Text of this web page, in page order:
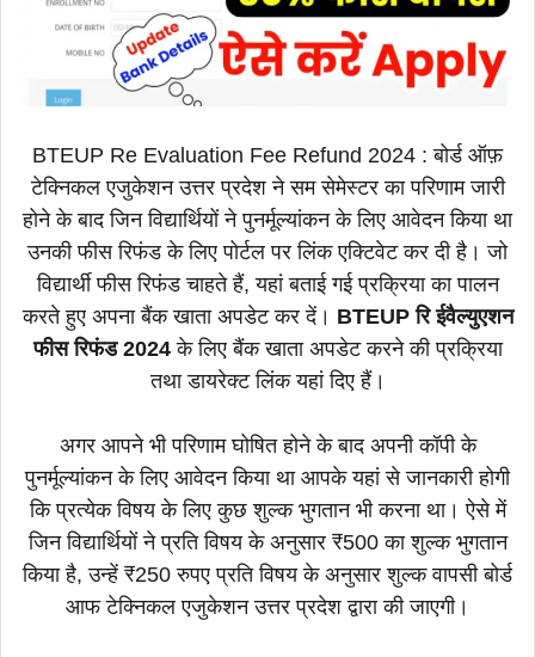
BTEUP Re Evaluation Fee Refund 2024 : बोर्ड ऑफ़
टेक्निकल एजुकेशन उत्तर प्रदेश ने सम सेमेस्टर का परिणाम जारी
होने के बाद जिन विद्यार्थियों ने पुनर्मूल्यांकन के लिए आवेदन किया था
उनकी फीस रिफंड के लिए पोर्टल पर लिंक एक्टिवेट कर दी है। जो
विद्यार्थी फीस रिफंड चाहते हैं, यहां बताई गई प्रक्रिया का पालन
करते हुए अपना बैंक खाता अपडेट कर दें। BTEUP रि ईवैल्युएशन
फीस रिफंड 2024के लिए बैंक खाता अपडेट करने की प्रक्रिया
तथा डायरेक्ट लिंक यहां दिए हैं।
अगर आपने भी परिणाम घोषित होने के बाद अपनी कॉपी के
पुनर्मूल्यांकन के लिए आवेदन किया था आपके यहां से जानकारी होगी
कि प्रत्येक विषय के लिए कुछ शुल्क भुगतान भी करना था। ऐसे में
जिन विद्यार्थियों ने प्रति विषय के अनुसार ₹500 का शुल्क भुगतान
किया है, उन्हें ₹250 रुपए प्रति विषय के अनुसार शुल्क वापसी बोर्ड
आफ टेक्निकल एजुकेशन उत्तर प्रदेश द्वारा की जाएगी।